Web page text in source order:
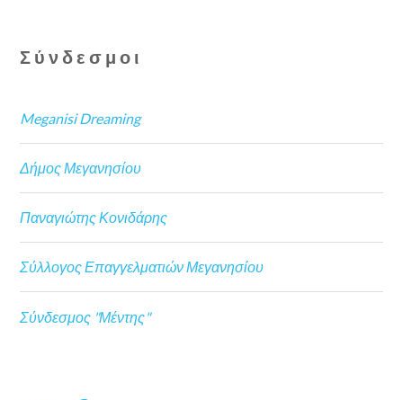
Σύνδεσμοι
Meganisi Dreaming
Δήμος Μεγανησίου
Παναγιώτης Κονιδάρης
Σύλλογος Επαγγελματιών Μεγανησίου
Σύνδεσμος "Μέντης"